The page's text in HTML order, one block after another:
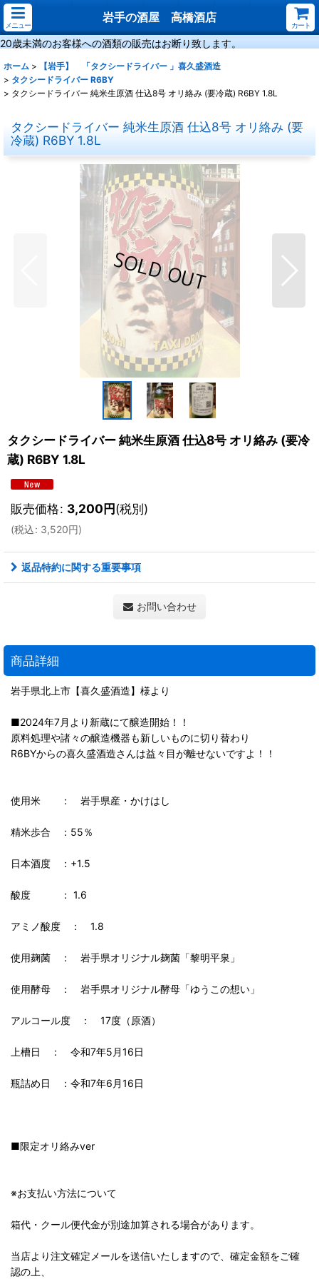
メニュー
岩手の酒屋 高橋酒店
カート
20歳未満のお客様への酒類の販売はお断り致します。
ホーム >
【岩手】 「タクシードライバー 」喜久盛酒造
> タクシードライバー R6BY
> タクシードライバー 純米生原酒 仕込8号 オリ絡み (要冷蔵) R6BY 1.8L
タクシードライバー 純米生原酒 仕込8号 オリ絡み (要
冷蔵) R6BY 1.8L
タクシードライバー 純米生原酒 仕込8号 オリ絡み (要冷
蔵) R6BY 1.8L
販売価格: 3,200円(税別)
(税込: 3,520円)
返品特約に関する重要事項
お問い合わせ
商品詳細
岩手県北上市【喜久盛酒造】様より
■2024年7月より新蔵にて醸造開始！！
原料処理や諸々の醸造機器も新しいものに切り替わり
R6BYからの喜久盛酒造さんは益々目が離せないですよ！！
使用米 ： 岩手県産・かけはし
精米歩合 ：55％
日本酒度 ：+1.5
酸度 ： 1.6
アミノ酸度 ： 1.8
使用麹菌 ： 岩手県オリジナル麹菌「黎明平泉」
使用酵母 ： 岩手県オリジナル酵母「ゆうこの想い」
アルコール度 ： 17度（原酒）
上槽日 ： 令和7年5月16日
瓶詰め日 ：令和7年6月16日
■限定オリ絡みver
※お支払い方法について
箱代・クール便代金が別途加算される場合があります。
当店より注文確定メールを送信いたしますので、確定金額をご確
認の上、